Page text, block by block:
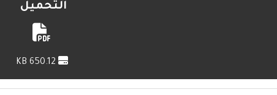
التحميل